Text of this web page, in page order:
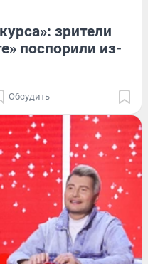
зрители
поспорили из-
Обсудить